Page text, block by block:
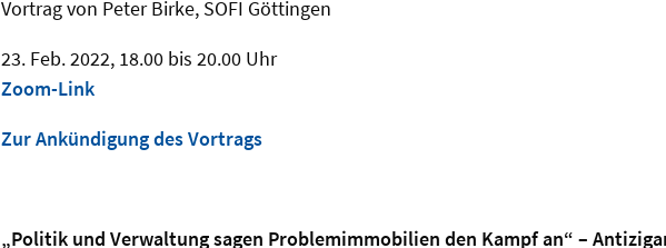
Vortrag von Peter Birke, SOFI Göttingen
23. Feb. 2022, 18.00 bis 20.00 Uhr
Zoom-Link
Zur Ankündigung des Vortrags
„Politik und Verwaltung sagen Problemimmobilien den Kampf an“ –